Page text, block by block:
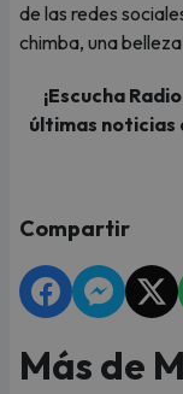
de las redes
chimba, una
¡Escucha
últimas noticias
Compartir
Más de